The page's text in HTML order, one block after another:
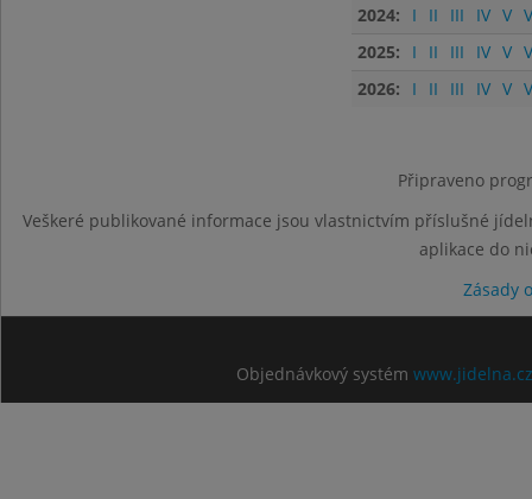
2024:
I II III IV V
2025:
I II III IV V
2026:
I II III IV V
Připraveno
Veškeré publikované informace jsou vlastnictvím příslušné
aplikace do
Zásady
Objednávkový systém www.jidelna.cz